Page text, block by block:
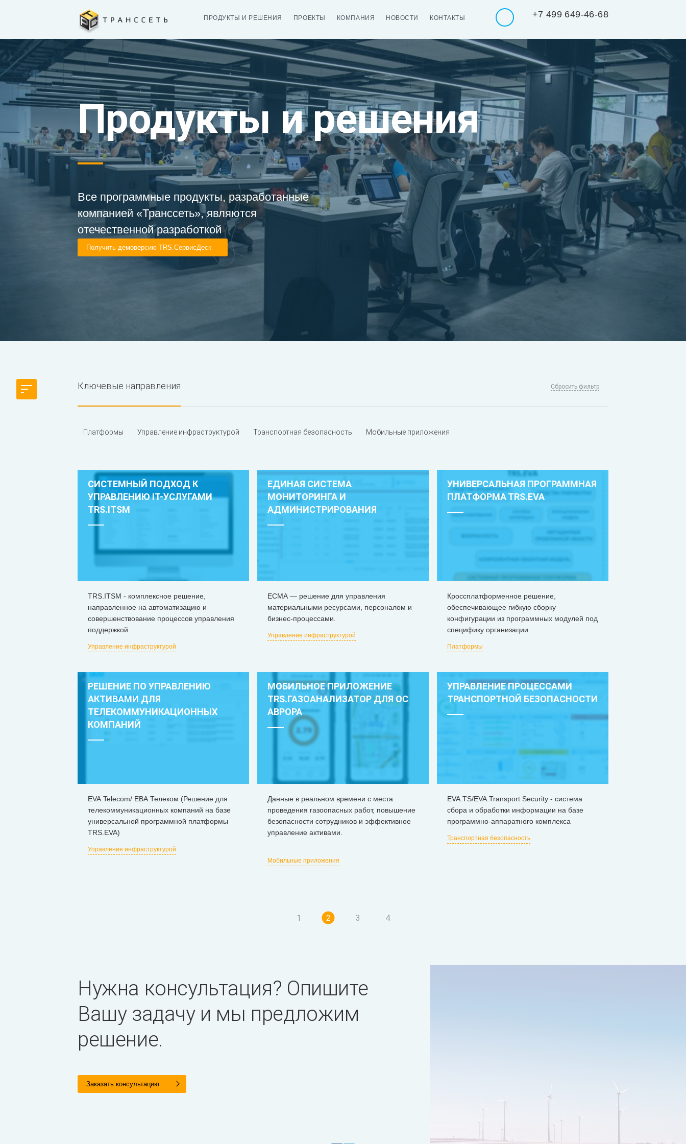
ПРОДУКТЫ И РЕШЕНИЯ ПРОЕКТЫ КОМПАНИЯ НОВОСТИ КОНТАКТЫ +7 499 649-46-68
Продукты и решения
Все программные продукты, разработанные
компанией «Транссеть», являются
отечественной разработкой
Получить демоверсию TRS.СервисДеск
Ключевые направления Сбросить фильтр
Платформы Управление инфраструктурой Транспортная безопасность Мобильные приложения
СИСТЕМНЫЙ ПОДХОД К
УПРАВЛЕНИЮ IT-УСЛУГАМИ
TRS.ITSM
TRS.ITSM - комплексное решение,
направленное на автоматизацию и
совершенствование процессов управления
поддержкой.
Управление инфраструктурой
ЕДИНАЯ СИСТЕМА
МОНИТОРИНГА И
АДМИНИСТРИРОВАНИЯ
ЕСМА — решение для управления
материальными ресурсами, персоналом и
бизнес-процессами.
Управление инфраструктурой
УНИВЕРСАЛЬНАЯ ПРОГРАММНАЯ
ПЛАТФОРМА ТRS.EVA
Кроссплатформенное решение,
обеспечивающее гибкую сборку
конфигурации из программных модулей под
специфику организации.
Платформы
РЕШЕНИЕ ПО УПРАВЛЕНИЮ
АКТИВАМИ ДЛЯ
ТЕЛЕКОММУНИКАЦИОННЫХ
КОМПАНИЙ
ЕVA.Telecom/ ЕВА.Телеком (Решение для
телекоммуникационных компаний на базе
универсальной программной платформы
TRS.EVA)
Управление инфраструктурой
МОБИЛЬНОЕ ПРИЛОЖЕНИЕ
TRS.ГАЗОАНАЛИЗАТОР ДЛЯ ОС
АВРОРА
Данные в реальном времени с места
проведения газоопасных работ, повышение
безопасности сотрудников и эффективное
управление активами.
Мобильные приложения
УПРАВЛЕНИЕ ПРОЦЕССАМИ
ТРАНСПОРТНОЙ БЕЗОПАСНОСТИ
EVA.TS/EVA.Transport Security - система
сбора и обработки информации на базе
программно-аппаратного комплекса
Транспортная безопасность
1 2 3 4
Нужна консультация? Опишите
Вашу задачу и мы предложим
решение.
Заказать консультацию